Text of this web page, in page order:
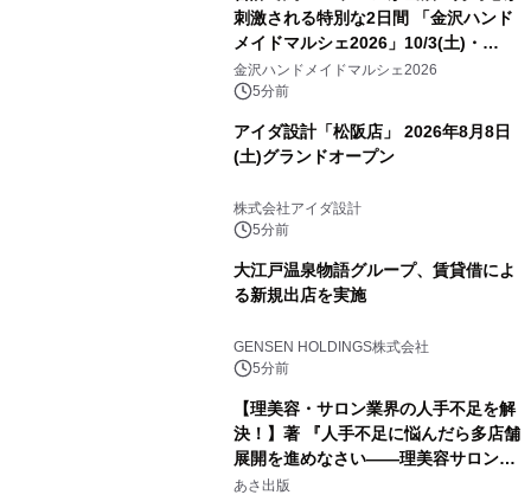
刺激される特別な2日間 「金沢ハンド
メイドマルシェ2026」10/3(土)・
10/4(日)開催
金沢ハンドメイドマルシェ2026
5分前
アイダ設計「松阪店」 2026年8月8日
(土)グランドオープン
株式会社アイダ設計
5分前
大江戸温泉物語グループ、賃貸借によ
る新規出店を実施
GENSEN HOLDINGS株式会社
5分前
【理美容・サロン業界の人手不足を解
決！】著 『人手不足に悩んだら多店舗
展開を進めなさい――理美容サロン
「多店舗展開」の教科書』2026年8月
あさ出版